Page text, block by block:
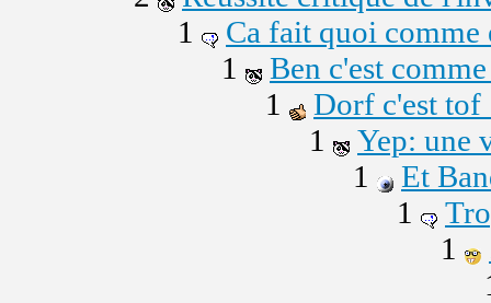
1
Ca fait quoi
1
Ben c'est
1
Dorf c'est tof
1
Yep: une
1
Et
1
1